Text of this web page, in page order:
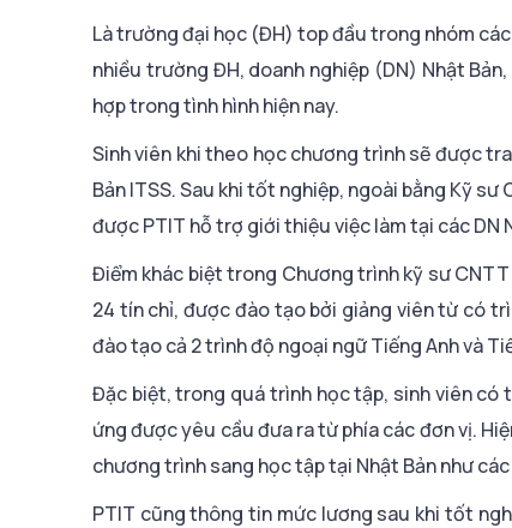
Là trường đại học (ĐH) top đầu trong nhóm
nhiều trường ĐH, doanh nghiệp (DN) Nhật
hợp trong tình hình hiện nay.
Sinh viên khi theo học chương trình sẽ được
Bản ITSS. Sau khi tốt nghiệp, ngoài bằng Kỹ
được PTIT hỗ trợ giới thiệu việc làm tại các DN
Điểm khác biệt trong Chương trình kỹ sư
24 tín chỉ, được đào tạo bởi giảng viên từ có
đào tạo cả 2 trình độ ngoại ngữ Tiếng Anh và
Đặc biệt, trong quá trình học tập, sinh viên có
ứng được yêu cầu đưa ra từ phía các đơn vị.
chương trình sang học tập tại Nhật Bản như
PTIT cũng thông tin mức lương sau khi tốt